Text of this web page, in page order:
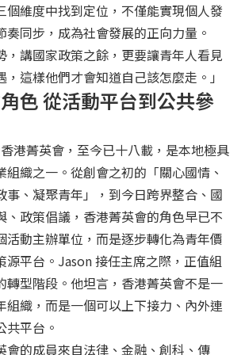
個維度中找到定位，不僅能實現個人發
奏同步，成為社會發展的正向力量。
，講國家政策之餘，更要讓青年人看見
這樣他們才會知道自己該怎麼走。」
色 從活動平台到公共參
港菁英會，至今已十八載，是本地極具
組織之一。從創會之初的「關心國情、
事、凝聚青年」，到今日跨界整合、國
、政策倡議，香港菁英會的角色早已不
活動主辦單位，而是逐步轉化為青年價
源平台。Jason 接任主席之際，正值組
轉型階段。他坦言，香港菁英會不是一
組織，而是一個可以上下接力、內外連
共平台。
會的成員來自法律、金融、創科、傳